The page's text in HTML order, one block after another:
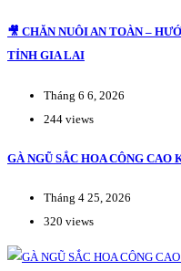
🎥 CHĂN NUÔI AN TOÀN –
TỈNH GIA LAI
Tháng 6 6, 2026
244 views
GÀ NGŨ SẮC HOA CÔNG CAO
Tháng 4 25, 2026
320 views